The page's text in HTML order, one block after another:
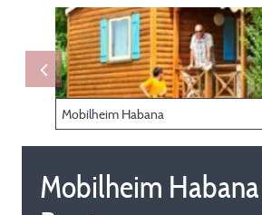
Mobilheim Habana
Mobilheim